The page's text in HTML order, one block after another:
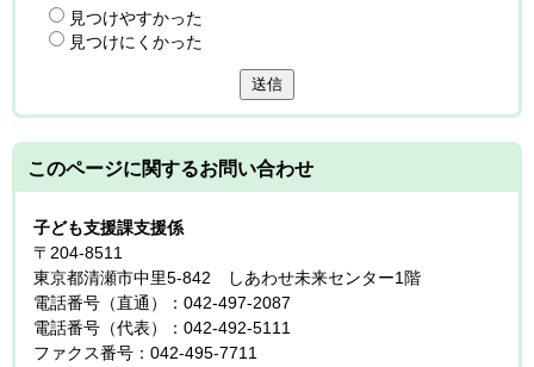
見つけやすかった
見つけにくかった
送信
このページに関するお問い合わせ
子ども支援課支援係
〒204-8511
東京都清瀬市中里5-842 しあわせ未来センター1階
電話番号（直通）：042-497-2087
電話番号（代表）：042-492-5111
ファクス番号：042-495-7711